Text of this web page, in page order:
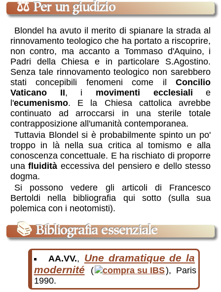
⚖ Per un giudizio
Blondel ha avuto il merito di spianare la strada al
rinnovamento teologico che ha portato a riscoprire,
non contro, ma accanto a Tommaso d'Aquino, i
Padri della Chiesa e in particolare S.Agostino.
Senza tale rinnovamento teologico non sarebbero
stati concepibili fenomeni come ilConcilio
Vaticano II, i movimenti ecclesiali e
l'ecumenismo. E la Chiesa cattolica avrebbe
continuato ad arroccarsi in una sterile totale
contrapposizione all'umanità contemporanea.
Tuttavia Blondel si è probabilmente spinto un po'
troppo in là nella sua critica al tomismo e alla
conoscenza concettuale. E ha rischiato di proporre
unafluidità eccessiva del pensiero e dello stesso
dogma.
Si possono vedere gli articoli di Francesco
Bertoldi nella bibliografia qui sotto (sulla sua
polemica con i neotomisti).
📚 Bibliografia essenziale
AA.VV., Une dramatique de la
modernité
(
), Paris
1990.